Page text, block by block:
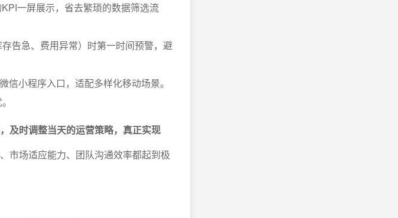
一屏展示，省去繁琐的数据筛选流
告急、费用异常）时第一时间预警，避
小程序入口，适配多样化移动场景。
及时调整当天的运营策略，真正实现
市场适应能力、团队沟通效率都起到极